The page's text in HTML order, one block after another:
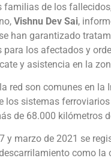
familias de los
Vishnu Dev Sai,
han garantizado
para los afectados y
y asistencia en la
red son comunes en la
los sistemas
de 68.000 kilómetros
y marzo de 2021 se
como la